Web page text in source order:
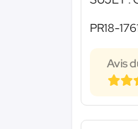
PR18-
Avis